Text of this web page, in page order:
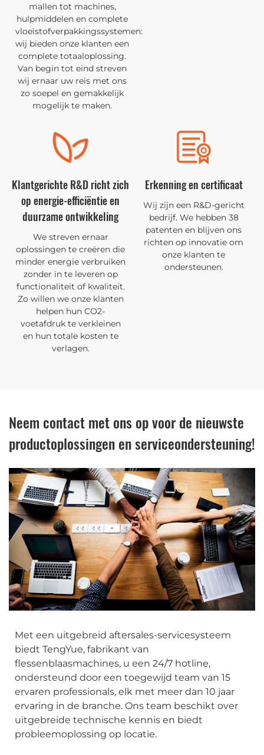
mallen tot machines,
hulpmiddelen en complete
vloeistofverpakkingssystemen:
wij bieden onze klanten een
complete totaaloplossing.
Van begin tot eind streven
wij ernaar uw reis met ons
zo soepel en gemakkelijk
mogelijk te maken.
Klantgerichte R&D richt zich
op energie-efficiëntie en
duurzame ontwikkeling
We streven ernaar
oplossingen te creëren die
minder energie verbruiken
zonder in te leveren op
functionaliteit of kwaliteit.
Zo willen we onze klanten
helpen hun CO2-
voetafdruk te verkleinen
en hun totale kosten te
verlagen.
Erkenning en certificaat
Wij zijn een R&D-gericht
bedrijf. We hebben 38
patenten en blijven ons
richten op innovatie om
onze klanten te
ondersteunen.
Neem contact met ons op voor de nieuwste
productoplossingen en serviceondersteuning!
Met een uitgebreid aftersales-servicesysteem
biedt TengYue, fabrikant van
flessenblaasmachines, u een 24/7 hotline,
ondersteund door een toegewijd team van 15
ervaren professionals, elk met meer dan 10 jaar
ervaring in de branche. Ons team beschikt over
uitgebreide technische kennis en biedt
probleemoplossing op locatie.